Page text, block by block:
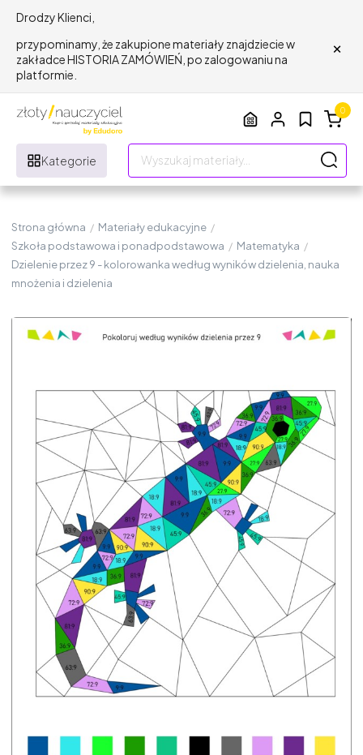
Drodzy Klienci,
przypominamy, że zakupione materiały znajdziecie w
zakładce HISTORIA ZAMÓWIEŃ, po zalogowaniu na
platformie.
×
Kategorie
0
Strona główna / Materiały edukacyjne /
Szkoła podstawowa i ponadpodstawowa / Matematyka /
Dzielenie przez 9 - kolorowanka według wyników dzielenia, nauka
mnożenia i dzielenia